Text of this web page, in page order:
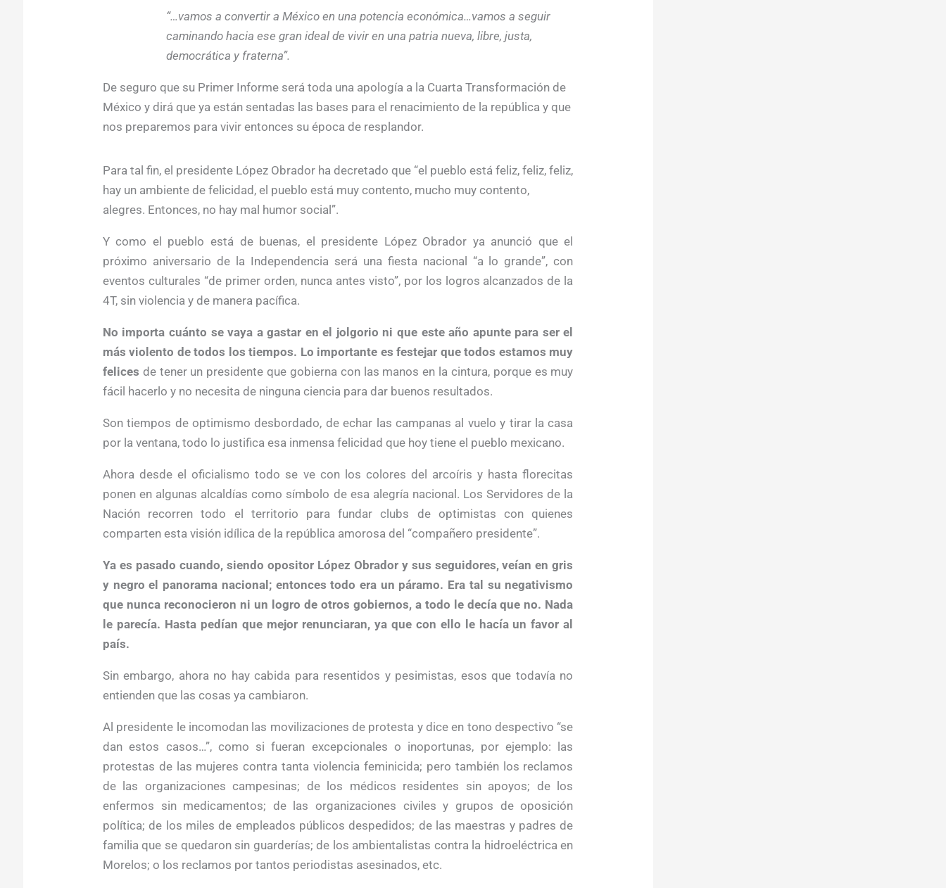
“…vamos a convertir a México en una potencia económica…vamos a seguir
caminando hacia ese gran ideal de vivir en una patria nueva, libre, justa,
democrática y fraterna”.
De seguro que su Primer Informe será toda una apología a la Cuarta Transformación de
México y dirá que ya están sentadas las bases para el renacimiento de la república y que
nos preparemos para vivir entonces su época de resplandor.
Para tal fin, el presidente López Obrador ha decretado que “el pueblo está feliz, feliz, feliz,
hay un ambiente de felicidad, el pueblo está muy contento, mucho muy contento,
alegres. Entonces, no hay mal humor social”.
Y como el pueblo está de buenas, el presidente López Obrador ya anunció que el
próximo aniversario de la Independencia será una fiesta nacional “a lo grande”, con
eventos culturales “de primer orden, nunca antes visto”, por los logros alcanzados de la
4T, sin violencia y de manera pacífica.
No importa cuánto se vaya a gastar en el jolgorio ni que este año apunte para ser el
más violento de todos los tiempos. Lo importante es festejar que todos estamos muy
felices de tener un presidente que gobierna con las manos en la cintura, porque es muy
fácil hacerlo y no necesita de ninguna ciencia para dar buenos resultados.
Son tiempos de optimismo desbordado, de echar las campanas al vuelo y tirar la casa
por la ventana, todo lo justifica esa inmensa felicidad que hoy tiene el pueblo mexicano.
Ahora desde el oficialismo todo se ve con los colores del arcoíris y hasta florecitas
ponen en algunas alcaldías como símbolo de esa alegría nacional. Los Servidores de la
Nación recorren todo el territorio para fundar clubs de optimistas con quienes
comparten esta visión idílica de la república amorosa del “compañero presidente”.
Ya es pasado cuando, siendo opositor López Obrador y sus seguidores, veían en gris
y negro el panorama nacional; entonces todo era un páramo. Era tal su negativismo
que nunca reconocieron ni un logro de otros gobiernos, a todo le decía que no. Nada
le parecía. Hasta pedían que mejor renunciaran, ya que con ello le hacía un favor al
país.
Sin embargo, ahora no hay cabida para resentidos y pesimistas, esos que todavía no
entienden que las cosas ya cambiaron.
Al presidente le incomodan las movilizaciones de protesta y dice en tono despectivo “se
dan estos casos…”, como si fueran excepcionales o inoportunas, por ejemplo: las
protestas de las mujeres contra tanta violencia feminicida; pero también los reclamos
de las organizaciones campesinas; de los médicos residentes sin apoyos; de los
enfermos sin medicamentos; de las organizaciones civiles y grupos de oposición
política; de los miles de empleados públicos despedidos; de las maestras y padres de
familia que se quedaron sin guarderías; de los ambientalistas contra la hidroeléctrica en
Morelos; o los reclamos por tantos periodistas asesinados, etc.